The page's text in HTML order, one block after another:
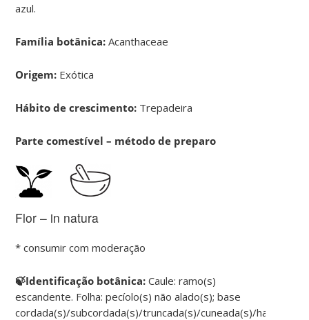
azul.
Família botânica: Acanthaceae
Origem: Exótica
Hábito de crescimento: Trepadeira
Parte comestível – método de preparo
Flor – in natura
* consumir com moderação
🍃Identificação botânica:Caule: ramo(s)
escandente. Folha: pecíolo(s) não alado(s); base
cordada(s)/subcordada(s)/truncada(s)/cuneada(s)/hastada(s).